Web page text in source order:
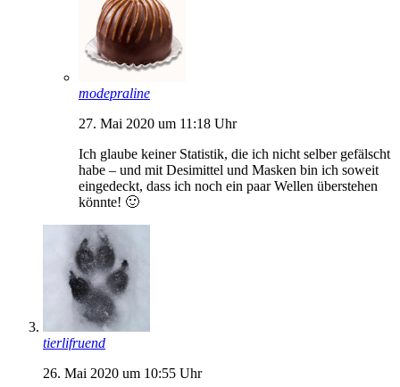
modepraline
27. Mai 2020 um 11:18 Uhr
Ich glaube keiner Statistik, die ich nicht selber gefälscht
habe – und mit Desimittel und Masken bin ich soweit
eingedeckt, dass ich noch ein paar Wellen überstehen
könnte! 🙂
tierlifruend
26. Mai 2020 um 10:55 Uhr